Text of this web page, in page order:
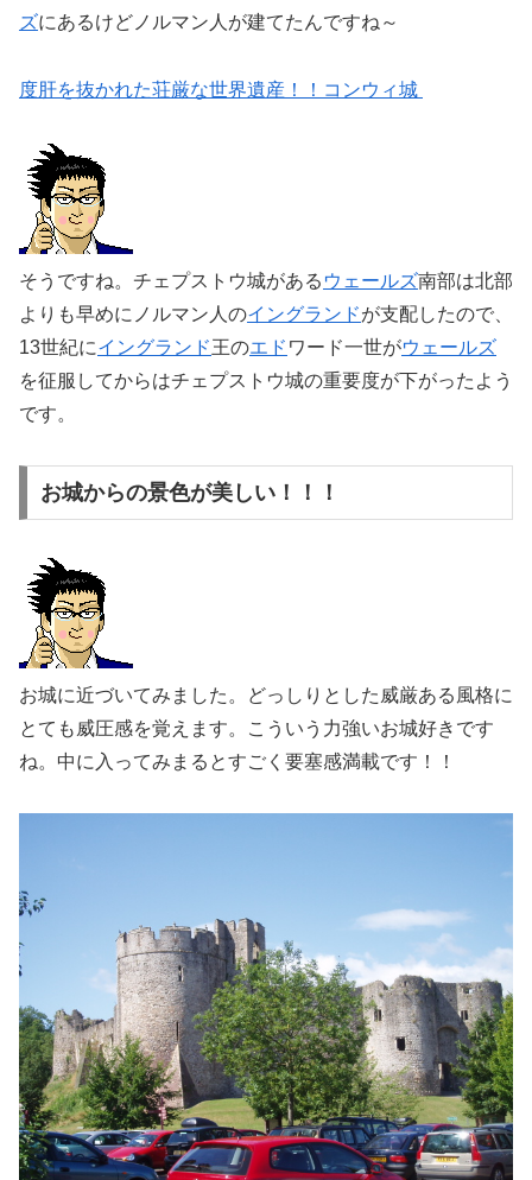
ズにあるけどノルマン人が建てたんですね～
度肝を抜かれた荘厳な世界遺産！！コンウィ城
そうですね。チェプストウ城がある ウェールズ南部は北部
よりも早めにノルマン人のイングランドが支配したので、
13世紀にイングランド王のエド ワード一世がウェールズ
を征服してからはチェプストウ城の重要度が下がったよう
です。
お城からの景色が美しい！！！
お城に近づいてみました。どっしりとした威厳ある風格に
とても威圧感を覚えます。こういう力強いお城好きです
ね。中に入ってみまるとすごく要塞感満載です！！